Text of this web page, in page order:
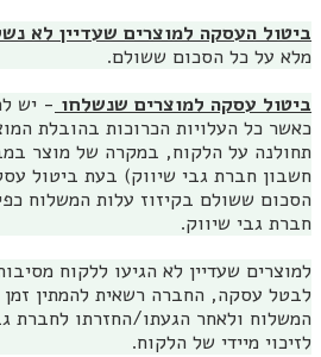
ביטול העסקה למוצרים שעדיין לא
מלא על כל הסכום ששולם.
ביטול עסקה למוצרים שנשלחו - יש
כאשר כל העלויות הכרוכות בהובלת
תחולנה על הלקוח, במקרה של מוצר
חשבון חברת גבי שיווק) בעת ביטול
הסכום ששולם בקיזוז עלות המשלוח
חברת גבי שיווק.
למוצרים שעדיין לא הגיעו ללקוח
לבטל עסקה, החברה רשאית להמתין
המשלוח ולאחר הגעתו/החזרתו לחברת
לזיכוי מיידי של הלקוח.